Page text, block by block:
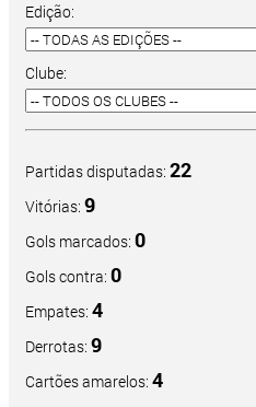
Edição:
Clube:
Partidas disputadas: 22
Vitórias: 9
Gols marcados: 0
Gols contra: 0
Empates: 4
Derrotas: 9
Cartões amarelos: 4